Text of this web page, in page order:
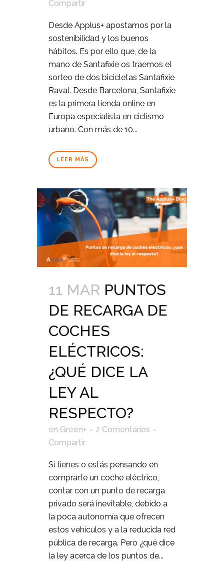
Compartir
Desde Applus+ apostamos por la
sostenibilidad y los buenos
hábitos. Es por ello que, de la
mano de Santafixie os traemos el
sorteo de dos bicicletas Santafixie
Raval. Desde Barcelona, Santafixie
es la primera tienda online en
Europa especialista en ciclismo
urbano. Con más de 10...
LEER MÁS
11 MAR PUNTOS
DE RECARGA DE
COCHES
ELÉCTRICOS:
¿QUÉ DICE LA
LEY AL
RESPECTO?
en Green+
2 Comentarios
Compartir
Si tienes o estás pensando en
comprarte un coche eléctrico,
contar con un punto de recarga
privado será inevitable, debido a
la poca autonomía que ofrecen
estos vehículos y a la reducida red
pública de recarga. Pero ¿qué dice
la ley acerca de los puntos de...